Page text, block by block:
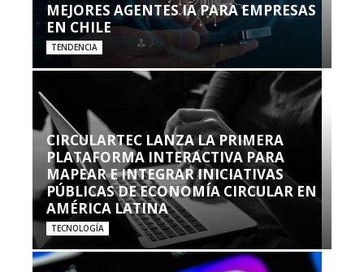
MEJORES AGENTES IA PARA EMPRESAS
EN CHILE
TENDENCIA
CIRCULARTEC LANZA LA PRIMERA
PLATAFORMA INTERACTIVA PARA
MAPEAR E INTEGRAR INICIATIVAS
PÚBLICAS DE ECONOMÍA CIRCULAR EN
AMÉRICA LATINA
TECNOLOGÍA